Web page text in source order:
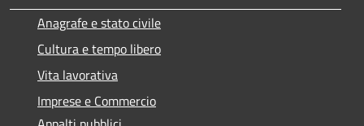
Anagrafe e stato civile
Cultura e tempo libero
Vita lavorativa
Imprese e Commercio